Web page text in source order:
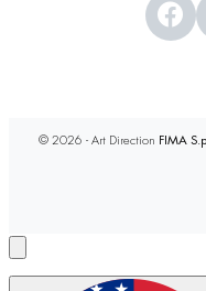
© 2026 - Art Direction FIMA